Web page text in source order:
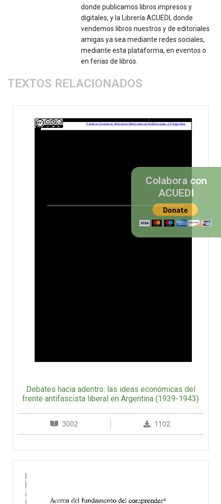
donde publicamos libros impresos y
digitales, y la Librería ACUEDI, donde
vendemos libros nuestros y de editoriales
amigas ya sea mediante redes sociales,
mediante esta plataforma, en eventos o
en ferias de libros.
TEXTOS RELACIONADOS
Debates hacia adentro: las ideas económicas del
frente antifascista liberal en Argentina (1939-1943)
3002 1102
Colabora con
ACUEDI